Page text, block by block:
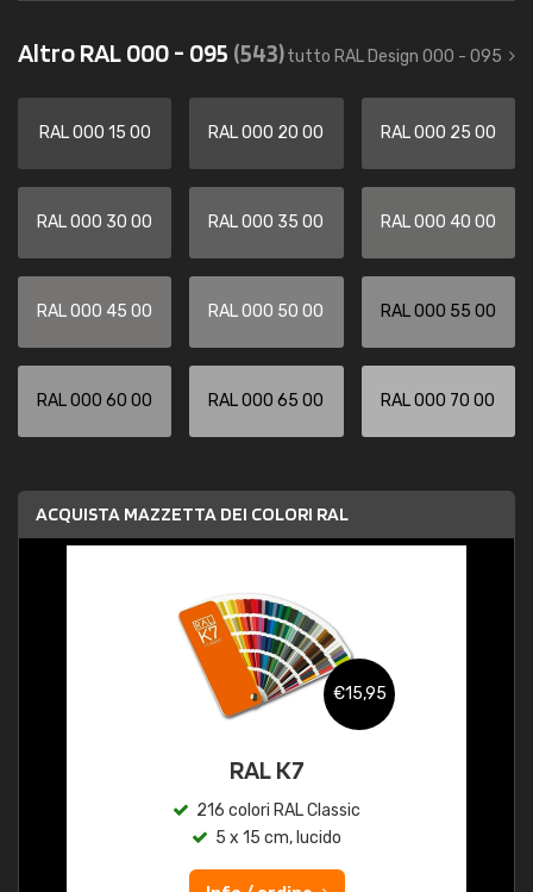
Altro RAL 000 - 095 (543)tutto RAL Design 000 - 095
RAL 000 15 00 RAL 000 20 00 RAL 000 25 00
RAL 000 30 00 RAL 000 35 00 RAL 000 40 00
RAL 000 45 00 RAL 000 50 00 RAL 000 55 00
RAL 000 60 00 RAL 000 65 00 RAL 000 70 00
ACQUISTA MAZZETTA DEI COLORI RAL
€15,95
RAL K7
216 colori RAL Classic
5 x 15 cm, lucido